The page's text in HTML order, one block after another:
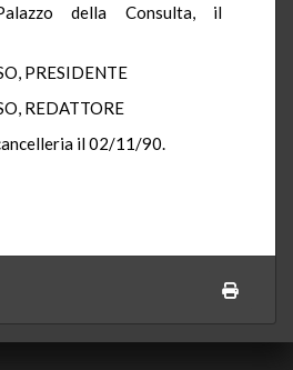
della Consulta, il
PRESIDENTE
REDATTORE
il 02/11/90.